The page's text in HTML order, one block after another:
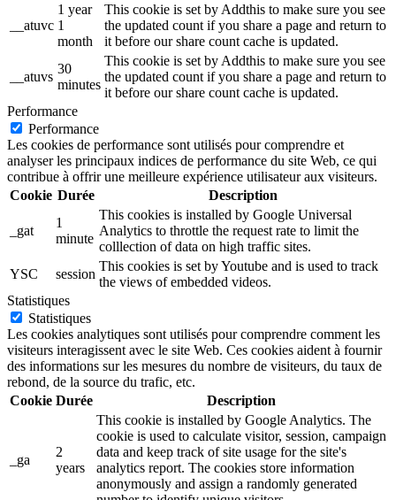
__atuvc
1 year
1
month
This cookie is set by Addthis to make sure you see
the updated count if you share a page and return to
it before our share count cache is updated.
__atuvs
30
minutes
This cookie is set by Addthis to make sure you see
the updated count if you share a page and return to
it before our share count cache is updated.
Performance
Performance
Les cookies de performance sont utilisés pour comprendre et
analyser les principaux indices de performance du site Web, ce qui
contribue à offrir une meilleure expérience utilisateur aux visiteurs.
Cookie Durée Description
_gat
1
minute
This cookies is installed by Google Universal
Analytics to throttle the request rate to limit the
colllection of data on high traffic sites.
YSC
session
This cookies is set by Youtube and is used to track
the views of embedded videos.
Statistiques
Statistiques
Les cookies analytiques sont utilisés pour comprendre comment les
visiteurs interagissent avec le site Web. Ces cookies aident à fournir
des informations sur les mesures du nombre de visiteurs, du taux de
rebond, de la source du trafic, etc.
Cookie Durée Description
_ga
2
years
This cookie is installed by Google Analytics. The
cookie is used to calculate visitor, session, campaign
data and keep track of site usage for the site's
analytics report. The cookies store information
anonymously and assign a randomly generated